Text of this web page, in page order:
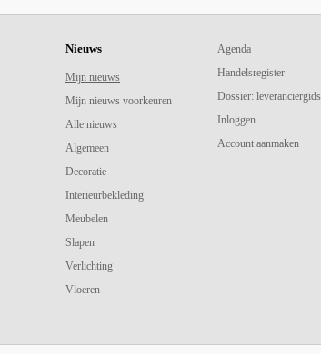
Nieuws
Mijn nieuws
Mijn nieuws voorkeuren
Alle nieuws
Algemeen
Decoratie
Interieurbekleding
Meubelen
Slapen
Verlichting
Vloeren
Agenda
Handelsregister
Dossier: leveranciergids
Inloggen
Account aanmaken